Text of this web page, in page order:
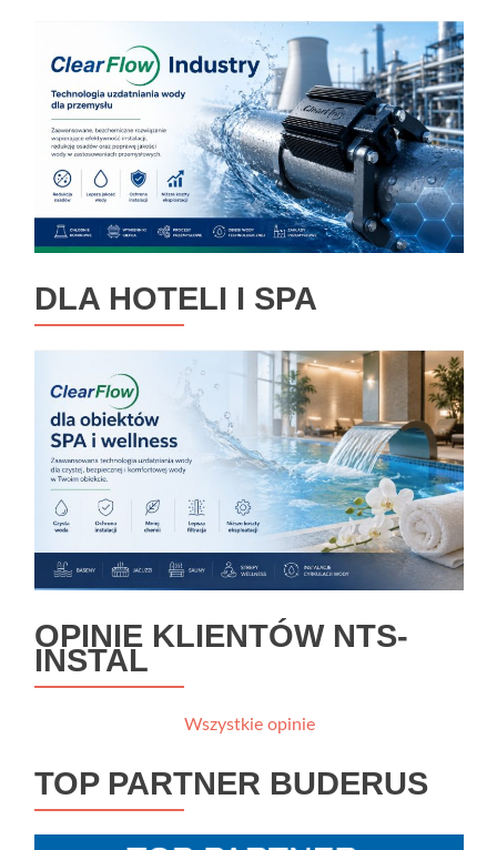
DLA HOTELI I SPA
OPINIE KLIENTÓW NTS-
INSTAL
Wszystkie opinie
TOP PARTNER BUDERUS